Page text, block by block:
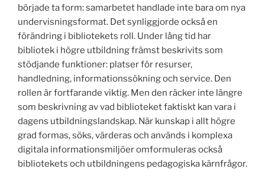
började ta form: samarbetet handlade inte bara om nya
undervisningsformat. Det synliggjorde också en
förändring i bibliotekets roll. Under lång tid har
bibliotek i högre utbildning främst beskrivits som
stödjande funktioner: platser för resurser,
handledning, informationssökning och service. Den
rollen är fortfarande viktig. Men den räcker inte längre
som beskrivning av vad biblioteket faktiskt kan vara i
dagens utbildningslandskap. När kunskap i allt högre
grad formas, söks, värderas och används i komplexa
digitala informationsmiljöer omformuleras också
bibliotekets och utbildningens pedagogiska kärnfrågor.